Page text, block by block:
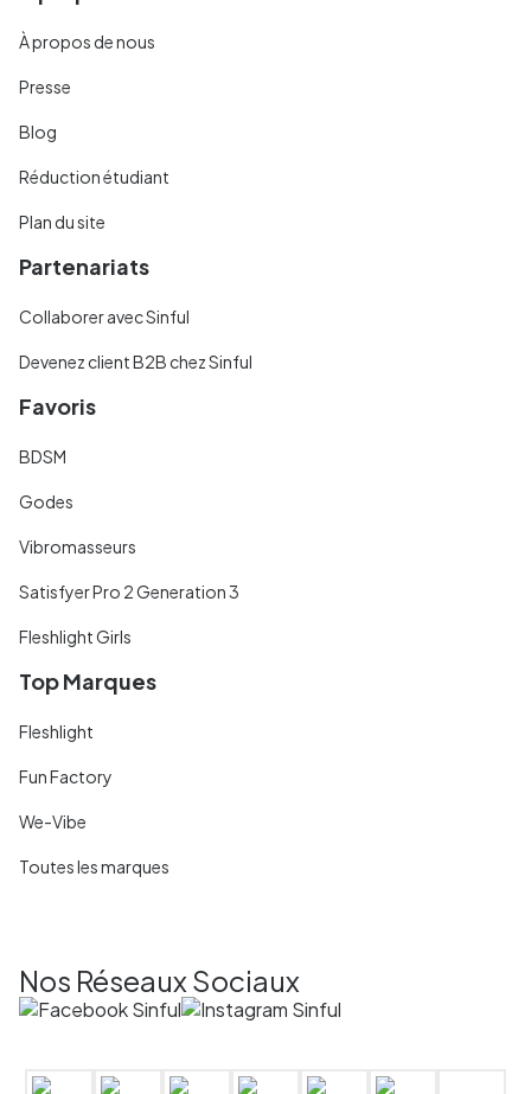
À propos de nous
Presse
Blog
Réduction étudiant
Plan du site
Partenariats
Collaborer avec Sinful
Devenez client B2B chez Sinful
Favoris
BDSM
Godes
Vibromasseurs
Satisfyer Pro 2 Generation 3
Fleshlight Girls
Top Marques
Fleshlight
Fun Factory
We-Vibe
Toutes les marques
Nos Réseaux Sociaux